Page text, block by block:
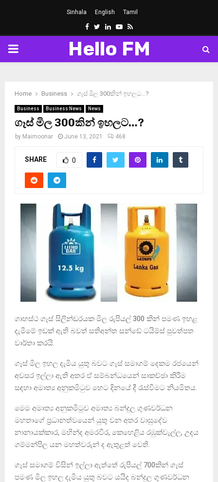
Sinhala English Tamil
Facebook
Twitter
LinkedinYoutube
Rss
PRIMARY
Hello FM
Home Business ගෑස් මිල 300කින් ඉහලට…?
Business Business News News
ගෑස් මිල 300කින් ඉහලට…?
by Maimoonar June 13, 2021 468
SHARE 0
ගෘහස්ථ ගෑස් සිලින්ඩරයක මිල රුපියල් 300 කින් පමණ ඉහළ
දැමීමේ ඉඩක් ඇති බවත් සතිඅන්ත සන්ඩේ ටයිම්ස් පුවත්පත
වාර්තා කරයි.
ගෑස් මිල ඉහල දැමිය යුතු බවට ගෑස් සමාගම් දෙකම රජයෙන්
අවසර ඉල්ලා ඇති අතර ඒ සම්බන්ධයෙන් සාකච්ඡා කිරීම
සඳහා අමාත්‍ය අනුකමිටුව හෙට දිනයේ දී රැස්වීමට නියමිතය.
මෙම අමාත්‍ය අනුකමිටුව අමාත්‍ය බන්දුල ගුණවර්ධන
මහතාගේ ප්‍රධානත්වයෙන් යුතු වන අතර වාසුදේව
නානායක්කාර, මහින්ද අමරවීර, කෙහෙළිය රඹුක්වැල්ල, උදය
ගම්මන්පිල යන මහත්වරුන් ද ඇතුළත් වෙති.
ගෑස් සමාගම් විසින් ඉල්ලා ඇත්තේ රුපියල් 700කින් ගෑස්
පමණ මිල ඉහල දැමිය යුතු බවට යයිද බන්දුල ගුණවර්ධන